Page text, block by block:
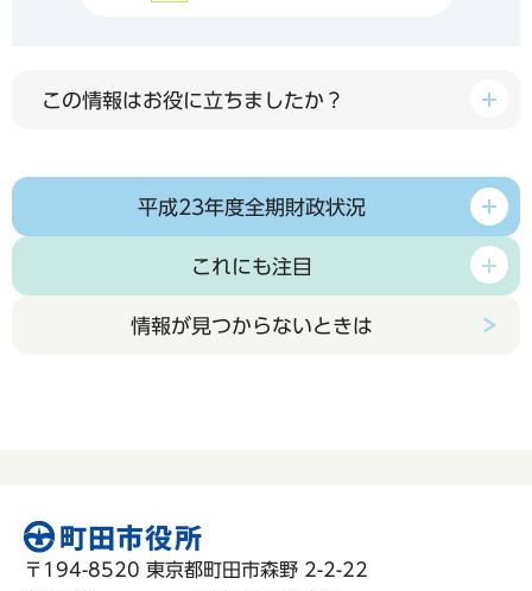
この情報はお役に立ちましたか？
平成23年度全期財政状況
これにも注目
情報が見つからないときは
〒194-8520 東京都町田市森野 2-2-22